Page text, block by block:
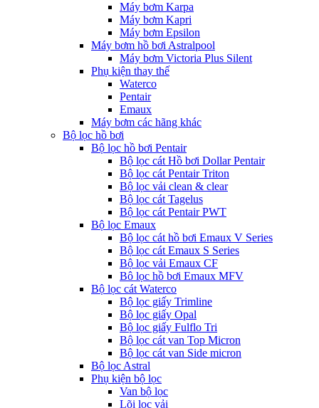
Máy bơm Karpa
Máy bơm Kapri
Máy bơm Epsilon
Máy bơm hồ bơi Astralpool
Máy bơm Victoria Plus Silent
Phụ kiện thay thế
Waterco
Pentair
Emaux
Máy bơm các hãng khác
Bộ lọc hồ bơi
Bộ lọc hồ bơi Pentair
Bộ lọc cát Hồ bơi Dollar Pentair
Bộ lọc cát Pentair Triton
Bộ lọc vải clean & clear
Bộ lọc cát Tagelus
Bộ lọc cát Pentair PWT
Bộ lọc Emaux
Bộ lọc cát hồ bơi Emaux V Series
Bộ lọc cát Emaux S Series
Bộ lọc vải Emaux CF
Bô lọc hồ bơi Emaux MFV
Bộ lọc cát Waterco
Bộ lọc giấy Trimline
Bộ lọc giấy Opal
Bộ lọc giấy Fulflo Tri
Bộ lọc cát van Top Micron
Bộ lọc cát van Side micron
Bộ lọc Astral
Phụ kiện bộ lọc
Van bộ lọc
Lõi lọc vải